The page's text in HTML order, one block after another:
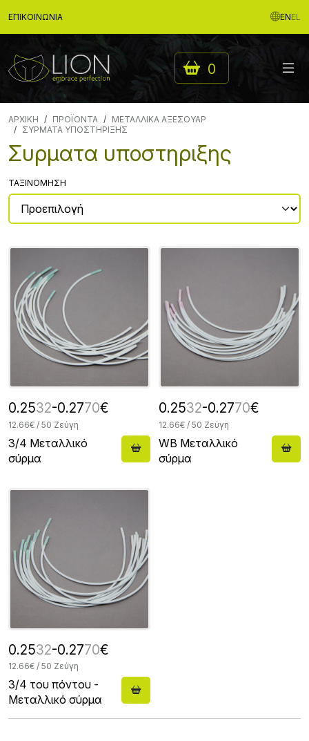
ΕΠΙΚΟΙΝΩΝΊΑ ENEL
0
ΑΡΧΙΚΉ ΠΡΟΪΟΝΤΑ
ΜΕΤΑΛΛΙΚΑ ΑΞΕΣΟΥΑΡ
ΣΥΡΜΑΤΑ ΥΠΟΣΤΗΡΙΞΗΣ
Συρματα υποστηριξης
ΤΑΞΙΝΌΜΗΣΗ
0.2532-0.2770€
12.66€ / 50 Ζεύγη
3/4 Μεταλλικό
σύρμα
0.2532-0.2770€
12.66€ / 50 Ζεύγη
WB Μεταλλικό
σύρμα
0.2532-0.2770€
12.66€ / 50 Ζεύγη
3/4 του πόντου -
Μεταλλικό σύρμα